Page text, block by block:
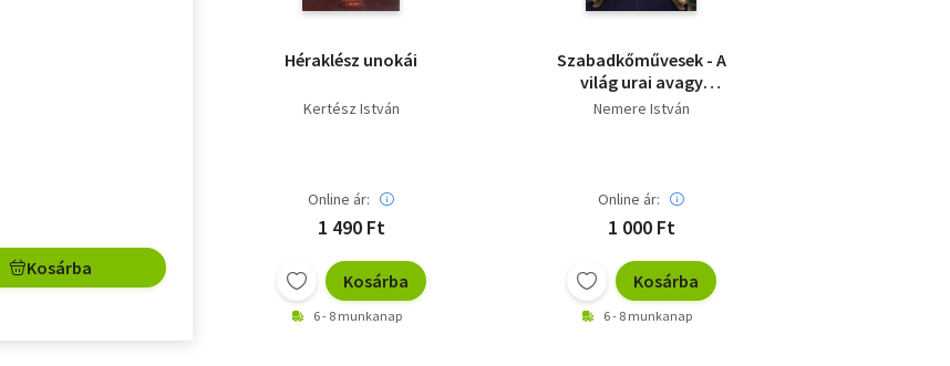
Kosárba
Héraklész unokái
Kertész István
Online ár:
1 490 Ft
Kosárba
6 - 8 munkanap
Szabadkőművesek - A
világ urai avagy
jótevői?
Nemere István
Online ár:
1 000 Ft
Kosárba
6 - 8 munkanap